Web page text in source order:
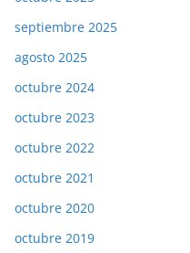
septiembre 2025
agosto 2025
octubre 2024
octubre 2023
octubre 2022
octubre 2021
octubre 2020
octubre 2019